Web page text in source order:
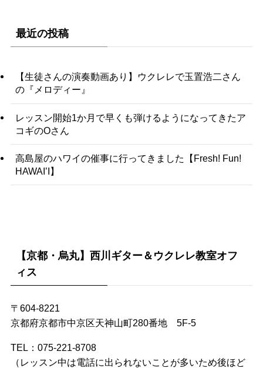
最近の投稿
【生徒さんの演奏動画あり】ウクレレで玉置浩二さん
の『メロディー』
レッスン開始1か月で早くも弾けるようになってきたア
コギのOさん
高島屋のハワイの催事に行ってきました【Fresh! Fun!
HAWAI’I】
【京都・烏丸】西川ギター＆ウクレレ教室オフ
ィス
〒604-8221
京都府京都市中京区天神山町280番地 5F-5
TEL：075-221-8708
（レッスン中は電話に出られないことが多いため後ほど